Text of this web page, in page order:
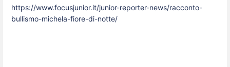
https://www.focusjunior.it/junior-reporter-news/racconto-
bullismo-michela-fiore-di-notte/